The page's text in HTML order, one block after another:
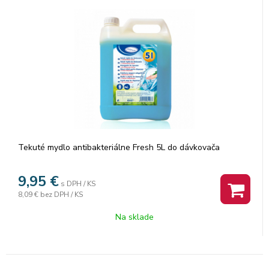
Tekuté mydlo antibakteriálne Fresh 5L do dávkovača
9,95 € s DPH / KS
8,09 € bez DPH / KS
Na sklade